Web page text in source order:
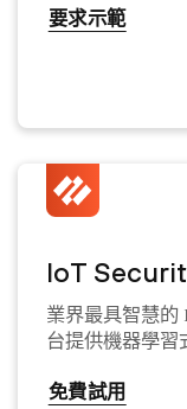
要求示範
IoT
業界最具智慧的
台提供機器學習
免費試用